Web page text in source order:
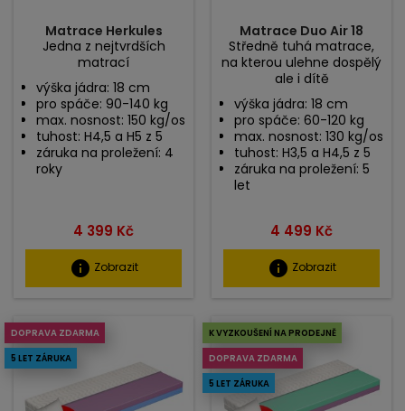
Matrace Herkules
Jedna z nejtvrdších
matrací
výška jádra: 18 cm
pro spáče: 90-140 kg
max. nosnost: 150 kg/os
tuhost: H4,5 a H5 z 5
záruka na proležení: 4
roky
Cena
4 399 Kč
info Zobrazit
Matrace Duo Air 18
Středně tuhá matrace,
na kterou ulehne dospělý
ale i dítě
výška jádra: 18 cm
pro spáče: 60-120 kg
max. nosnost: 130 kg/os
tuhost: H3,5 a H4,5 z 5
záruka na proležení: 5
let
Cena
4 499 Kč
info Zobrazit
DOPRAVA ZDARMA
5 LET ZÁRUKA
K VYZKOUŠENÍ NA PRODEJNĚ
DOPRAVA ZDARMA
5 LET ZÁRUKA